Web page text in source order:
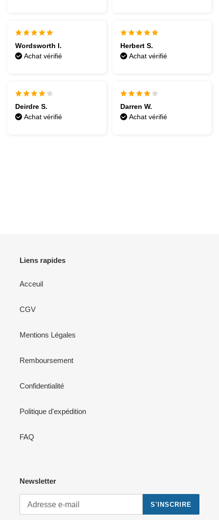
Wordsworth I.
Achat vérifié
Herbert S.
Achat vérifié
Deirdre S.
Achat vérifié
Darren W.
Achat vérifié
Liens rapides
Acceuil
CGV
Mentions Légales
Remboursement
Confidentialité
Politique d'expédition
FAQ
Newsletter
S'INSCRIRE